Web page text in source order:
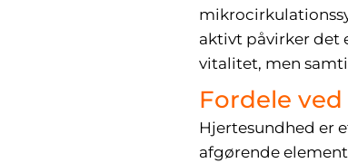
aktivt påvirker det
vitalitet, men
Fordele
Hjertesundhed er
afgørende